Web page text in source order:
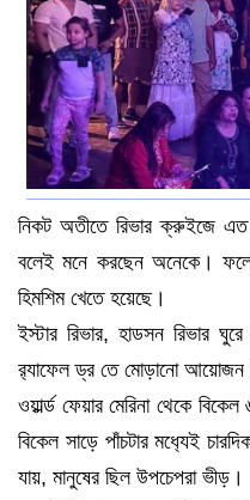
নিকট অতীতে রিভার ক্রুইজে
বলেই মনে করছেন অনেকে।
হিমশিম খেতে হয়েছে।
ইস্টার রিভার, হাডসন রিভার
র‍্যাফেল ড্র তে মোড়ানো
ওয়ার্ল্ড ফেয়ার মেরিনা থেকে
বিকেল সাড়ে পাঁচটার মধ‍্যেই
যায়, মানুষের ছিল উপচেপরা ভীড়।